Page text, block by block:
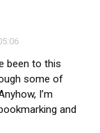
been to this
some of
I’m
and